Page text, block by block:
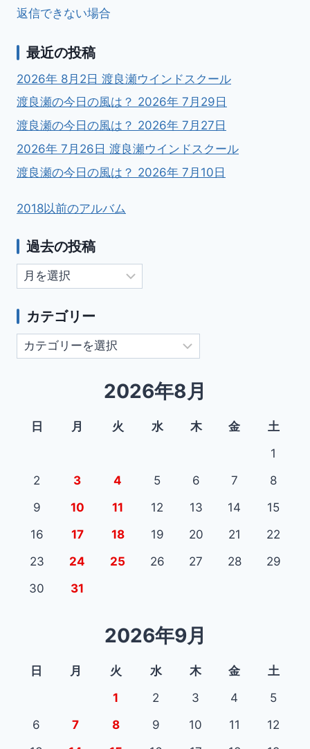
返信できない場合
最近の投稿
2026年 8月2日 渡良瀬ウインドスクール
渡良瀬の今日の風は？ 2026年 7月29日
渡良瀬の今日の風は？ 2026年 7月27日
2026年 7月26日 渡良瀬ウインドスクール
渡良瀬の今日の風は？ 2026年 7月10日
2018以前のアルバム
過去の投稿
過
去
の
投
稿
カテゴリー
カ
テ
2026年8月
日 月 火 水 木 金
土
1
2
3 4 5 6 7
8
9
10 11 12 13 14
15
16
17 18 19 20 21
22
23
24 25 26 27 28
29
30
31
2026年9月
日 月 火 水 木 金
土
1
2 3 4
5
6
7 8 9 10 11
12